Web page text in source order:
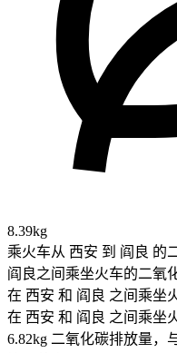
8.39kg
乘火车从 西安 到 阎良 的
阎良之间乘坐火车的二氧
在 西安 和 阎良 之间乘坐
在 西安 和 阎良 之间乘坐
6.82kg 二氧化碳排放量，